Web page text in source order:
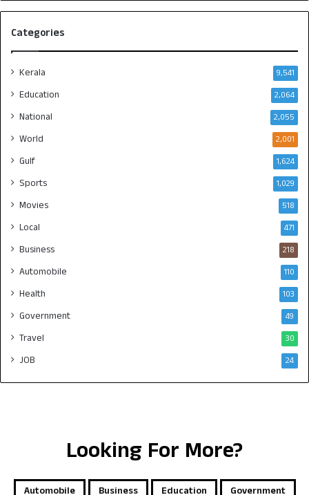
Categories
Kerala 9,541
Education 2,064
National 2,055
World 2,001
Gulf 1,624
Sports 1,029
Movies 518
Local 471
Business 218
Automobile 110
Health 103
Government 49
Travel 30
JOB 24
Looking For More?
Automobile Business Education Government